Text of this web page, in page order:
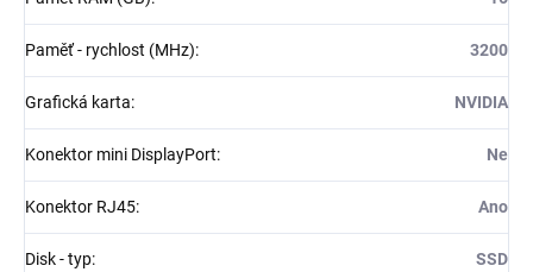
Paměť - rychlost (MHz): 3200
Grafická karta: NVIDIA
Konektor mini DisplayPort: Ne
Konektor RJ45: Ano
Disk - typ: SSD